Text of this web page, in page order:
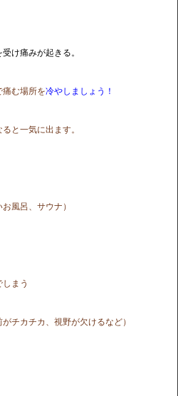
け痛みが起きる。
痛む場所を冷やしましょう！
と一気に出ます。
風呂、サウナ）
まう
チカチカ、視野が欠けるなど）